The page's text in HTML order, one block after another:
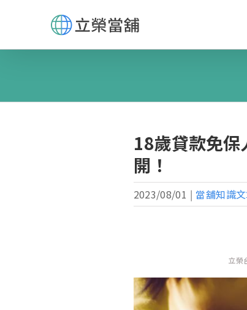
content
18歲貸款免
開！
2023/08/01 | 當舖知識
立榮